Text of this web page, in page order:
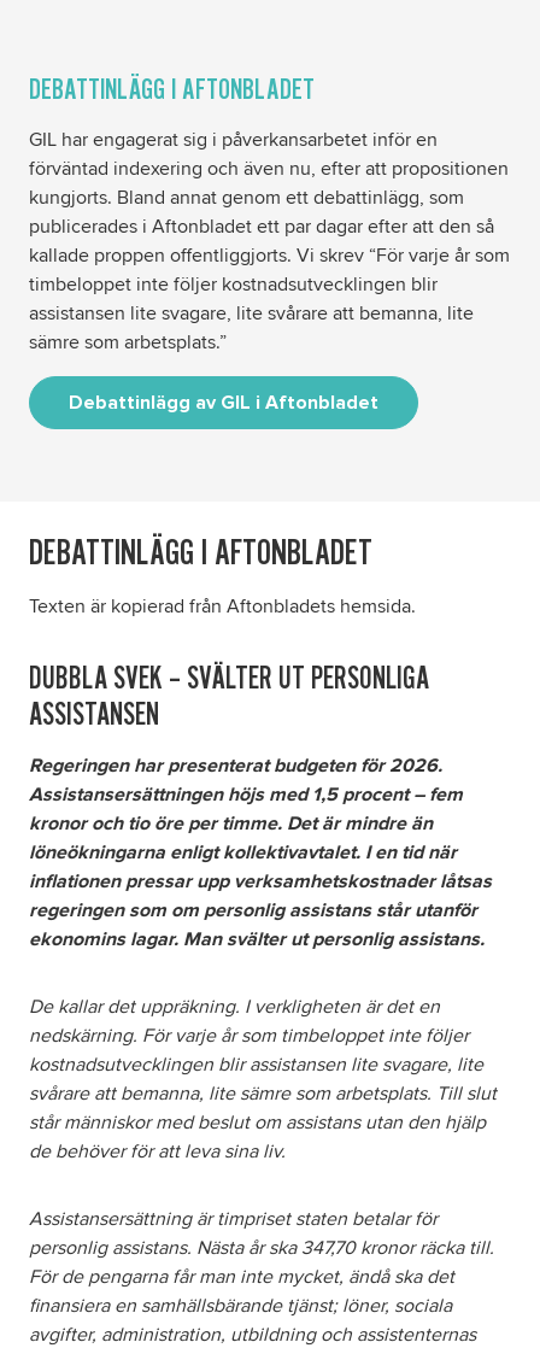
DEBATTINLÄGG I AFTONBLADET
GIL har engagerat sig i påverkansarbetet inför en
förväntad indexering och även nu, efter att propositionen
kungjorts. Bland annat genom ett debattinlägg, som
publicerades i Aftonbladet ett par dagar efter att den så
kallade proppen offentliggjorts. Vi skrev “För varje år som
timbeloppet inte följer kostnadsutvecklingen blir
assistansen lite svagare, lite svårare att bemanna, lite
sämre som arbetsplats.”
Debattinlägg av GIL i Aftonbladet
DEBATTINLÄGG I AFTONBLADET
Texten är kopierad från Aftonbladets hemsida.
DUBBLA SVEK – SVÄLTER UT PERSONLIGA
ASSISTANSEN
Regeringen har presenterat budgeten för 2026.
Assistansersättningen höjs med 1,5 procent – fem
kronor och tio öre per timme. Det är mindre än
löneökningarna enligt kollektivavtalet. I en tid när
inflationen pressar upp verksamhetskostnader låtsas
regeringen som om personlig assistans står utanför
ekonomins lagar. Man svälter ut personlig assistans.
De kallar det uppräkning. I verkligheten är det en
nedskärning. För varje år som timbeloppet inte följer
kostnadsutvecklingen blir assistansen lite svagare, lite
svårare att bemanna, lite sämre som arbetsplats. Till slut
står människor med beslut om assistans utan den hjälp
de behöver för att leva sina liv.
Assistansersättning är timpriset staten betalar för
personlig assistans. Nästa år ska 347,70 kronor räcka till.
För de pengarna får man inte mycket, ändå ska det
finansiera en samhällsbärande tjänst; löner, sociala
avgifter, administration, utbildning och assistenternas